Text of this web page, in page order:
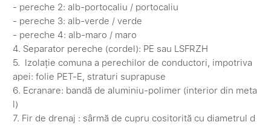
- pereche 2: alb-portocaliu / portocaliu
- pereche 3: alb-verde / verde
- pereche 4: alb-maro / maro
4. Separator pereche (cordel): PE sau LSFRZH
5. Izolație comuna a perechilor de conductori, impotriva
apei: folie PET-E, straturi suprapuse
6. Ecranare: bandă de aluminiu-polimer (interior din meta
l)
7. Fir de drenaj : sârmă de cupru cositorită cu diametrul d